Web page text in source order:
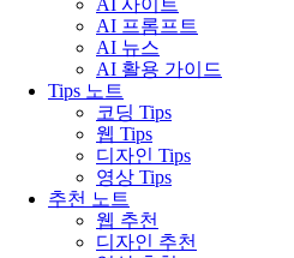
AI 프롬프트
AI 뉴스
AI 활용 가이드
Tips 노트
코딩 Tips
웹 Tips
디자인 Tips
영상 Tips
추천 노트
웹 추천
디자인 추천